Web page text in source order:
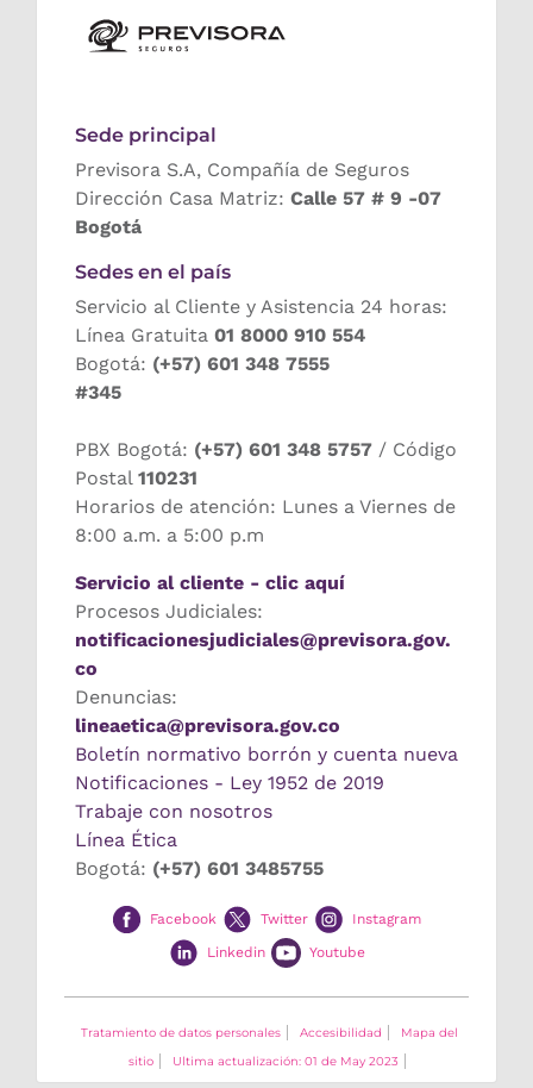
Sede principal
Previsora S.A, Compañía de Seguros
Dirección Casa Matriz: Calle 57 # 9 -07
Bogotá
Sedes en el país
Servicio al Cliente y Asistencia 24 horas:
Línea Gratuita 01 8000 910 554
Bogotá: (+57) 601 348 7555
#345
PBX Bogotá: (+57) 601 348 5757 / Código
Postal 110231
Horarios de atención: Lunes a Viernes de
8:00 a.m. a 5:00 p.m
Servicio al cliente - clic aquí
Procesos Judiciales:
notificacionesjudiciales@previsora.gov.
co
Denuncias:
lineaetica@previsora.gov.co
Boletín normativo borrón y cuenta nueva
Notificaciones - Ley 1952 de 2019
Trabaje con nosotros
Línea Ética
Bogotá: (+57) 601 3485755
Facebook Twitter
Instagram
Linkedin
Youtube
Tratamiento de datos personales Accesibilidad
Mapa del
sitio
Ultima actualización: 01 de May 2023